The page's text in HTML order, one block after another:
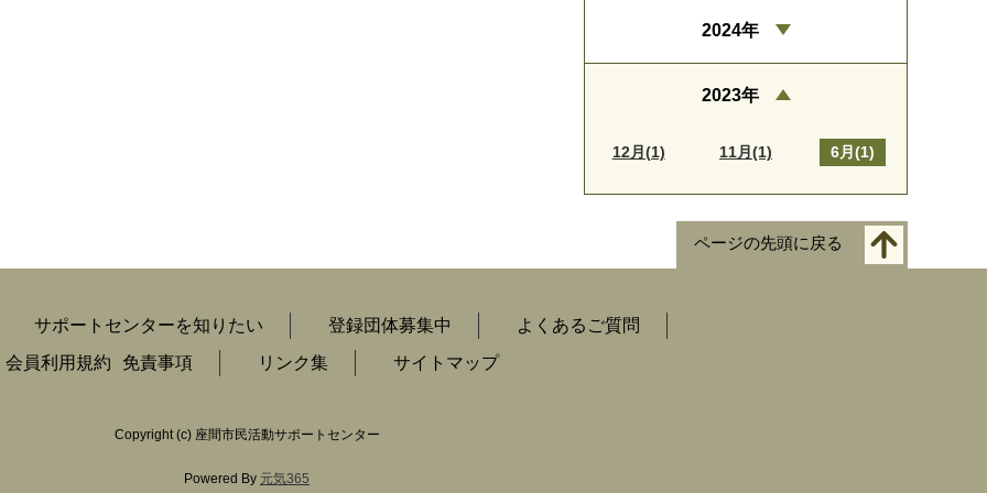
2024年
2023年
12月(1) 11月(1) 6月(1)
ページの先頭に戻る
サポートセンターを知りたい 登録団体募集中
よくあるご質問
会員利用規約
免責事項 リンク集 サイトマップ
Copyright (c) 座間市民活動サポートセンター
Powered By 元気365